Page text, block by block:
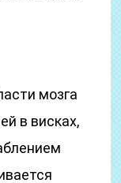
мозга
в висках,